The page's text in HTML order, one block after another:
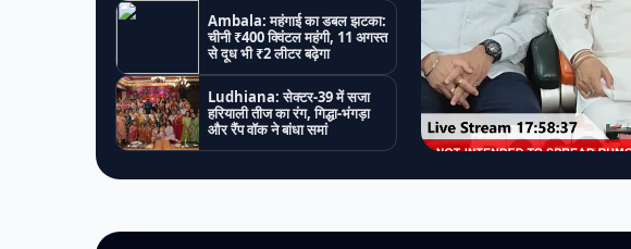
Ambala: महंगाई का डबल झटका:
चीनी ₹400 क्विंटल महंगी, 11 अगस्त
से दूध भी ₹2 लीटर बढ़ेगा
Ludhiana: सेक्टर-39 में सजा
हरियाली तीज का रंग, गिद्धा-भंगड़ा
और रैंप वॉक ने बांधा समां